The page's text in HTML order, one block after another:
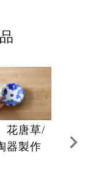
唐草/
器製作
球ガラ